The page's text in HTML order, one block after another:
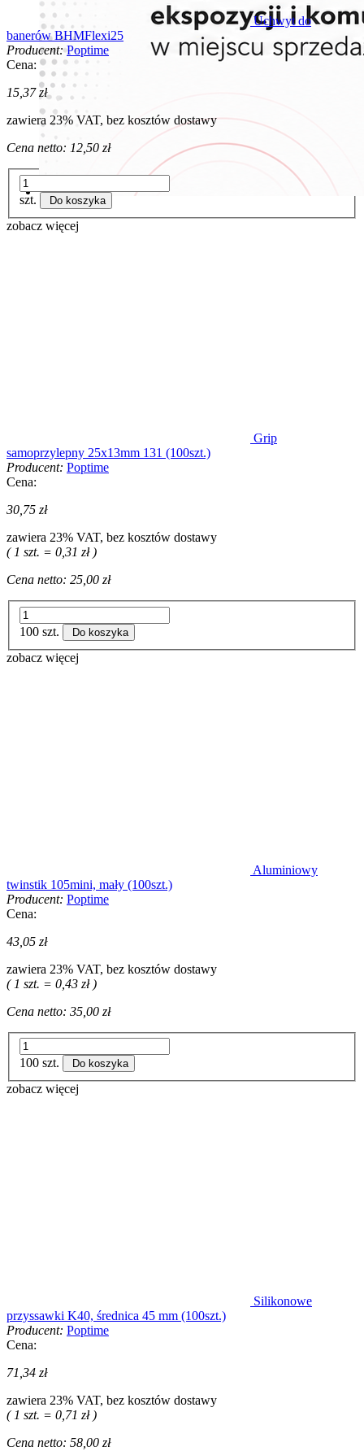
Uchwyt do
banerów BHMFlexi25
Producent: Poptime
Cena:
15,37 zł
zawiera 23% VAT, bez kosztów dostawy
Cena netto: 12,50 zł
szt. Do koszyka
zobacz więcej
Grip
samoprzylepny 25x13mm 131 (100szt.)
Producent: Poptime
Cena:
30,75 zł
zawiera 23% VAT, bez kosztów dostawy
( 1 szt. = 0,31 zł )
Cena netto: 25,00 zł
100 szt. Do koszyka
zobacz więcej
Aluminiowy
twinstik 105mini, mały (100szt.)
Producent: Poptime
Cena:
43,05 zł
zawiera 23% VAT, bez kosztów dostawy
( 1 szt. = 0,43 zł )
Cena netto: 35,00 zł
100 szt. Do koszyka
zobacz więcej
Silikonowe
przyssawki K40, średnica 45 mm (100szt.)
Producent: Poptime
Cena:
71,34 zł
zawiera 23% VAT, bez kosztów dostawy
( 1 szt. = 0,71 zł )
Cena netto: 58,00 zł